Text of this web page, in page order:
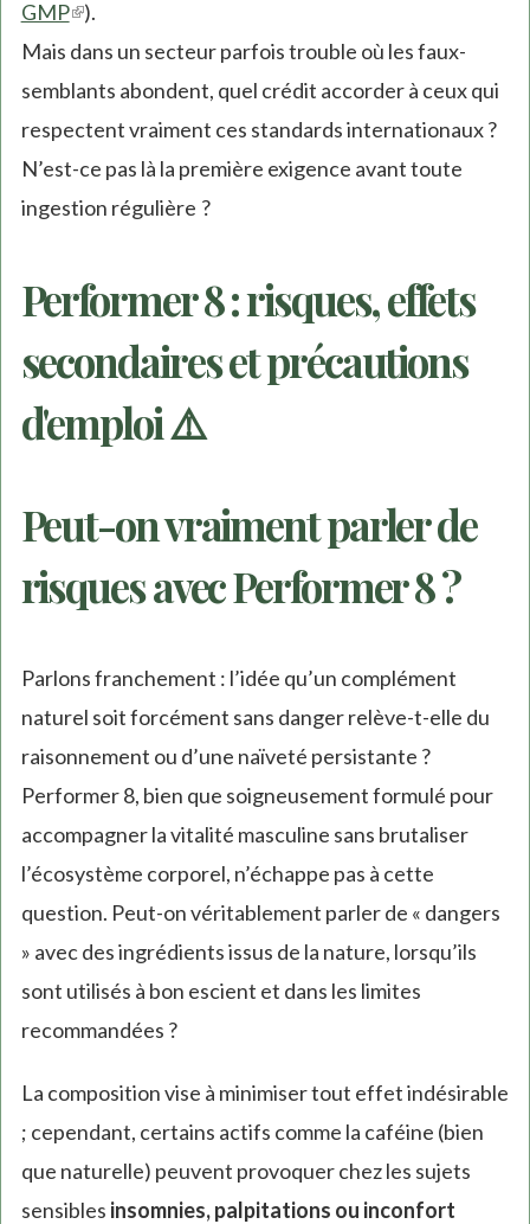
GMP(link
is
external)
).
Mais dans un secteur parfois trouble où les faux-
semblants abondent, quel crédit accorder à ceux qui
respectent vraiment ces standards internationaux ?
N’est-ce pas là la première exigence avant toute
ingestion régulière ?
Performer 8 : risques, effets
secondaires et précautions
d'emploi ⚠️
Peut-on vraiment parler de
risques avec Performer 8 ?
Parlons franchement : l’idée qu’un complément
naturel soit forcément sans danger relève-t-elle du
raisonnement ou d’une naïveté persistante ?
Performer 8, bien que soigneusement formulé pour
accompagner la vitalité masculine sans brutaliser
l’écosystème corporel, n’échappe pas à cette
question. Peut-on véritablement parler de « dangers
» avec des ingrédients issus de la nature, lorsqu’ils
sont utilisés à bon escient et dans les limites
recommandées ?
La composition vise à minimiser tout effet indésirable
; cependant, certains actifs comme la caféine (bien
que naturelle) peuvent provoquer chez les sujets
sensibles insomnies, palpitations ou inconfort